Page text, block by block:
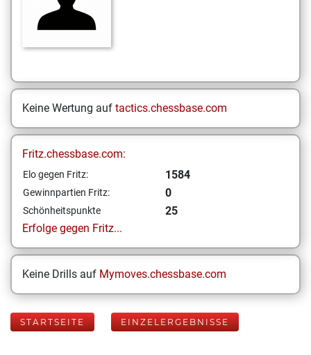
Keine Wertung auf tactics.chessbase.com
Fritz.chessbase.com:
Elo gegen Fritz: 1584
Gewinnpartien Fritz: 0
Schönheitspunkte
25
Erfolge gegen Fritz...
Keine Drills auf Mymoves.chessbase.com
STARTSEITE EINZELERGEBNISSE